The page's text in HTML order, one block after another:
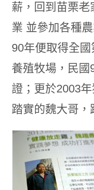
薪，回到苗栗老
業 並參加各種
90年便取得全
養殖牧場，民
證；更於2003
踏實的魏大哥，